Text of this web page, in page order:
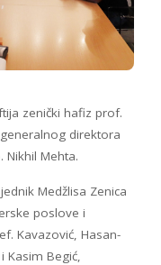
zenički hafiz prof.
direktora
Nikhil Mehta.
Medžlisa Zenica
poslove i
Kavazović, Hasan-
Kasim Begić,